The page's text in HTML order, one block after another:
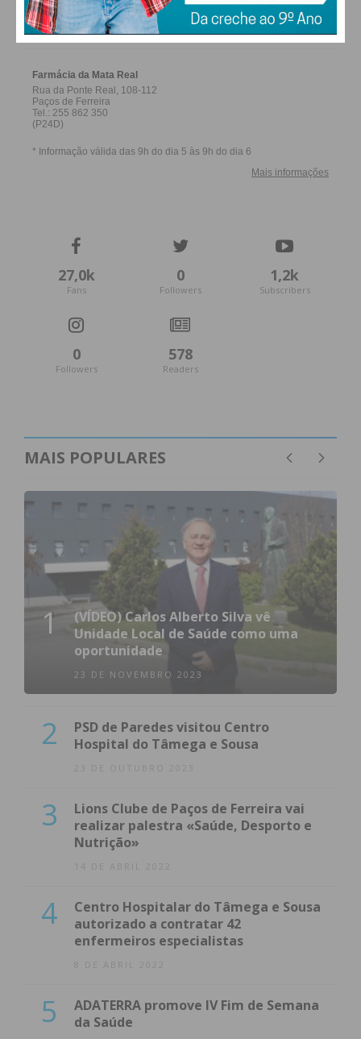
FARMACIAS DE SERVIÇO EM PAÇOS DE
FERREIRA
27,0k
Fans
0
Followers
1,2k
Subscribers
0
Followers
578
Readers
MAIS POPULARES
1
(VÍDEO) Carlos Alberto Silva vê
Unidade Local de Saúde como uma
oportunidade
23 DE NOVEMBRO 2023
2
PSD de Paredes visitou Centro
Hospital do Tâmega e Sousa
23 DE OUTUBRO 2023
3
Lions Clube de Paços de Ferreira vai
realizar palestra «Saúde, Desporto e
Nutrição»
14 DE ABRIL 2022
4
Centro Hospitalar do Tâmega e Sousa
autorizado a contratar 42
enfermeiros especialistas
8 DE ABRIL 2022
5
ADATERRA promove IV Fim de Semana
da Saúde